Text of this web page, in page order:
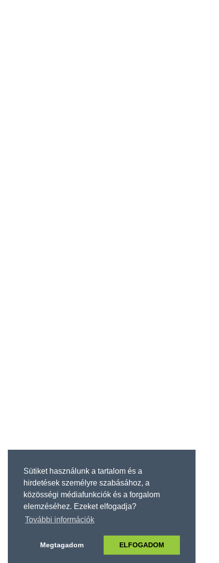
Sütiket használunk a tartalom és a
hirdetések személyre szabásához, a
közösségi médiafunkciók és a forgalom
elemzéséhez. Ezeket elfogadja?
További információk
Megtagadom ELFOGADOM